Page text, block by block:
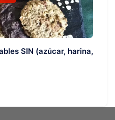
SIN (azúcar, harina,